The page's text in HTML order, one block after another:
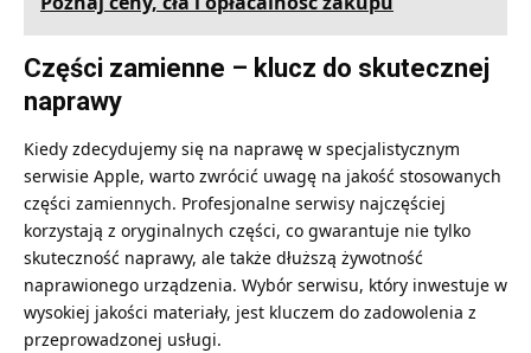
Części zamienne – klucz do skutecznej
naprawy
Kiedy zdecydujemy się na naprawę w specjalistycznym
serwisie Apple, warto zwrócić uwagę na jakość stosowanych
części zamiennych. Profesjonalne serwisy najczęściej
korzystają z oryginalnych części, co gwarantuje nie tylko
skuteczność naprawy, ale także dłuższą żywotność
naprawionego urządzenia. Wybór serwisu, który inwestuje w
wysokiej jakości materiały, jest kluczem do zadowolenia z
przeprowadzonej usługi.